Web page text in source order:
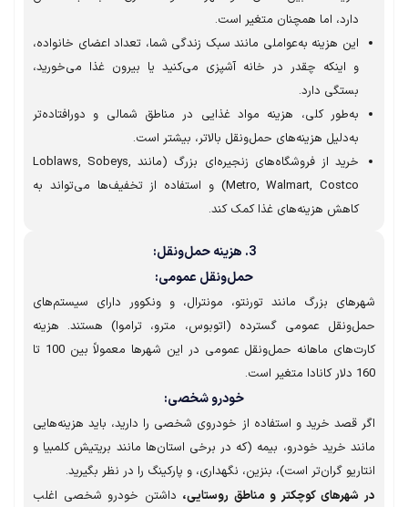
دارد، اما همچنان متغیر است.
این هزینه به‌عواملی مانند سبک زندگی شما، تعداد اعضای خانواده،
و اینکه چقدر در خانه آشپزی می‌کنید یا بیرون غذا می‌خورید،
بستگی دارد.
به‌طور کلی، هزینه مواد غذایی در مناطق شمالی و دورافتاده‌تر
به‌دلیل هزینه‌های حمل‌ونقل بالاتر، بیشتر است.
خرید از فروشگاه‌های زنجیره‌ای بزرگ (مانند Loblaws, Sobeys,
Metro, Walmart, Costco) و استفاده از تخفیف‌ها می‌تواند به
کاهش هزینه‌های غذا کمک کند.
حمل‌ونقل عمومی:
بزرگ مانند تورنتو، مونترال، و ونکوور دارای سیستم‌های
عمومی گسترده (اتوبوس، مترو، تراموا) هستند. هزینه
کارت‌های ماهانه حمل‌ونقل عمومی در این شهرها معمولاً بین 100 تا
خودرو شخصی:
قصد خرید و استفاده از خودروی شخصی را دارید، باید هزینه‌هایی
خرید خودرو، بیمه (که در برخی استان‌ها مانند بریتیش کلمبیا و
گران‌تر است)، بنزین، نگهداری، و پارکینگ را در نظر بگیرید.
شهرهای کوچکتر و مناطق روستایی،داشتن خودرو شخصی اغلب